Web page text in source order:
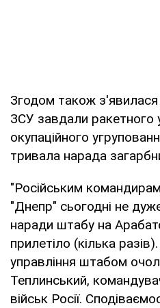
Згодом також
ЗСУ завдали ракетного
окупаційного
тривала нарада
"Російським
"Днепр" сьогодні не
наради штабу на
прилетіло (кілька
управління штабом
Теплинський,
військ Росії.